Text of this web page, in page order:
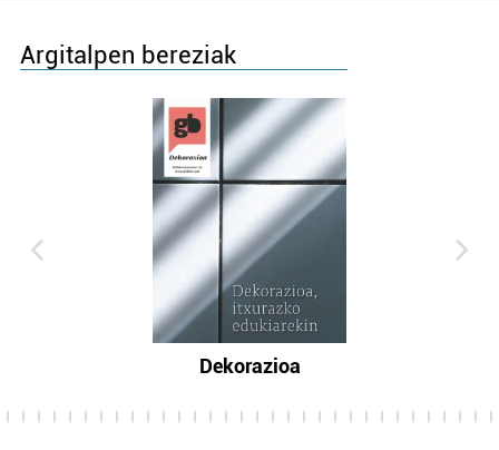
Argitalpen bereziak
Dekorazioa